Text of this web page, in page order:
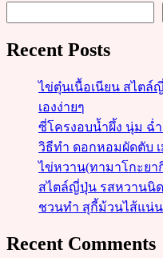
Recent Posts
ไข่ตุ๋นเนื้อเนียน สไตล์
เองง่ายๆ
ซี่โครงอบน้ำผึ้ง นุ่ม ฉ่
วิธีทำ ดอกหอมผัดตับ
ไข่หวาน(ทามาโกะย
สไตล์ญี่ปุ่น รสหวานนิ
ชวนทำ สุกี้ม้วนไส้แน่น
Recent Comments